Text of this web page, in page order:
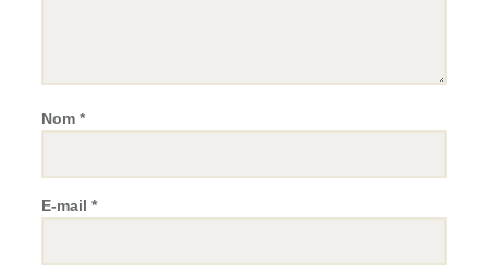
Nom *
E-mail *